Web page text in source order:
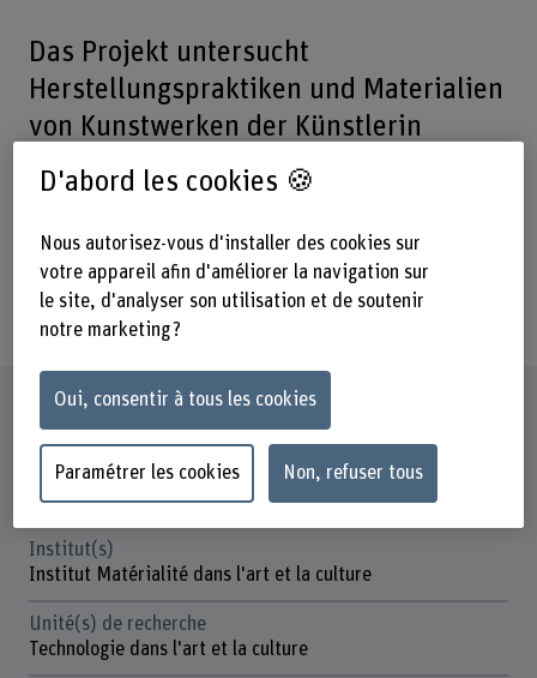
Das Projekt untersucht
Herstellungspraktiken und Materialien
von Kunstwerken der Künstlerin
Sophie Taeuber-Arp. Das
kunsttechnologische Wissen hilft,
strittige Datierungen, die Authentizität
und die Intention ihrer Werke zu
klären.
Fiche signalétique
Départements participants
Haute école des arts de Berne
Institut(s)
Institut Matérialité dans l'art et la culture
Unité(s) de recherche
Technologie dans l'art et la culture
D'abord les cookies 🍪
Nous autorisez-vous d'installer des cookies sur
votre appareil afin d'améliorer la navigation sur
le site, d'analyser son utilisation et de soutenir
notre marketing ?
Oui, consentir à tous les cookies
Paramétrer les cookies Non, refuser tous